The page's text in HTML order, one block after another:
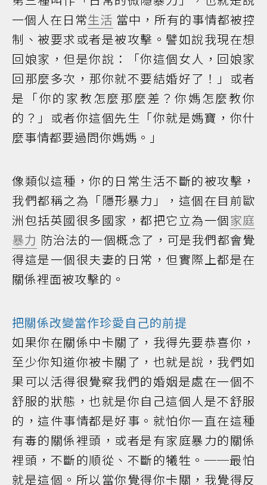
一個人在日常生活 當中，所有的事情都被控
制、被要求或者是被攻擊。譬如說我現在想
回娘家，但是你說：「你這個女人，回娘家
回那麼多次，那你就不要結婚好了！」或者
是「你的家教怎麼那麼差？你媽怎麼教你
的？」或者你這個先生「你就是媽寶，你什
麼事情都要過問你媽媽。」
像類似這種，你的日常生活不斷的被攻擊，
我們都稱之為「隱形暴力」，這個在目前歐
洲包括英國很多國家，都把它立為一個家庭
暴力 防治法的一個概念了，可是我們都會覺
得這是一個很夫妻的日常，但實際上都是在
關係裡面被攻擊的。
把關係改變當作珍愛自己的前提
如果你在關係中卡關了，我得先要恭喜你，
至少你知道你被卡關了，也就是說，我們如
果可以活得很覺察我們的婚姻是處在一個不
舒服的狀態，也就是你自己這個人是不舒服
的，這件事情都是好事。就怕你一直在這種
有毒的關係裡頭，或者是有家庭暴力的關係
裡頭，不斷的順從、不斷的犧牲。──最怕
就是這個。所以當你覺得你卡關，我覺得反